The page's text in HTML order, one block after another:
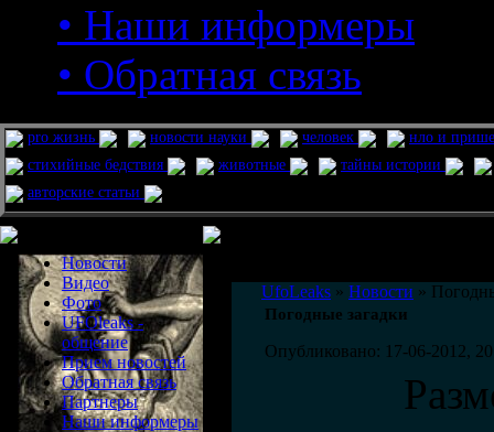
• Наши информеры
• Обратная связь
pro жизнь новости науки человек
нло и
стихийные бедствия
животные
тайны истории
авторские статьи
Новости
Видео
Фото
UFOleaks -
общение
Прием новостей
Обратная связь
Партнеры
Наши информеры
UfoLeaks » Новости »
Погодные загадки
Опубликовано: 17-06-2012,